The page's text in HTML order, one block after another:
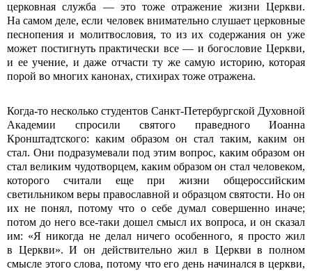
церковная служба — это тоже отражение жизни Церкви.
На самом деле, если человек внимательно слушает церковные
песнопения и молитвословия, то из их содержания он уже
может постигнуть практически все — и богословие Церкви,
и ее учение, и даже отчасти ту же самую историю, которая
порой во многих канонах, стихирах тоже отражена.
Когда-то несколько студентов Санкт-Петербургской Духовной
Академии спросили святого праведного Иоанна
Кронштадтского: каким образом он стал таким, каким он
стал. Они подразумевали под этим вопрос, каким образом он
стал великим чудотворцем, каким образом он стал человеком,
которого считали еще при жизни общероссийским
светильником веры православной и образцом святости. Но он
их не понял, потому что о себе думал совершенно иначе;
потом до него все-таки дошел смысл их вопроса, и он сказал
им: «Я никогда не делал ничего особенного, я просто жил
в Церкви». И он действительно жил в Церкви в полном
смысле этого слова, потому что его день начинался в церкви,